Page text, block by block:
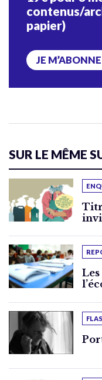
contenus/
papier)
JE M’ABONNE
SUR LE MÊME